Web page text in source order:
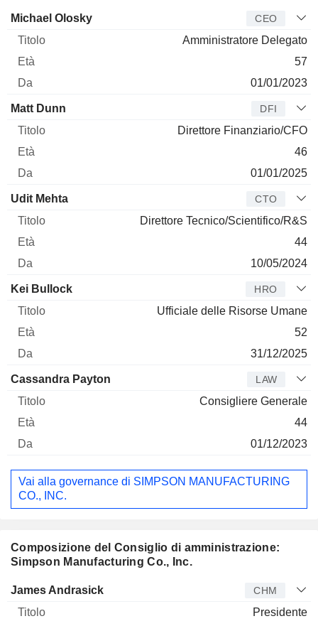
Manager Titolo
Michael Olosky CEO
Amministratore Delegato
57
01/01/2023
Matt Dunn DFI
Direttore Finanziario/CFO
46
01/01/2025
Udit Mehta CTO
Direttore Tecnico/Scientifico/R&S
44
10/05/2024
Kei Bullock HRO
Ufficiale delle Risorse Umane
52
31/12/2025
Cassandra Payton LAW
Consigliere Generale
44
01/12/2023
Vai alla governance di SIMPSON MANUFACTURING
CO., INC.
Composizione del Consiglio di amministrazione:
Simpson Manufacturing Co., Inc.
Amministratore Titolo
James Andrasick CHM
Presidente